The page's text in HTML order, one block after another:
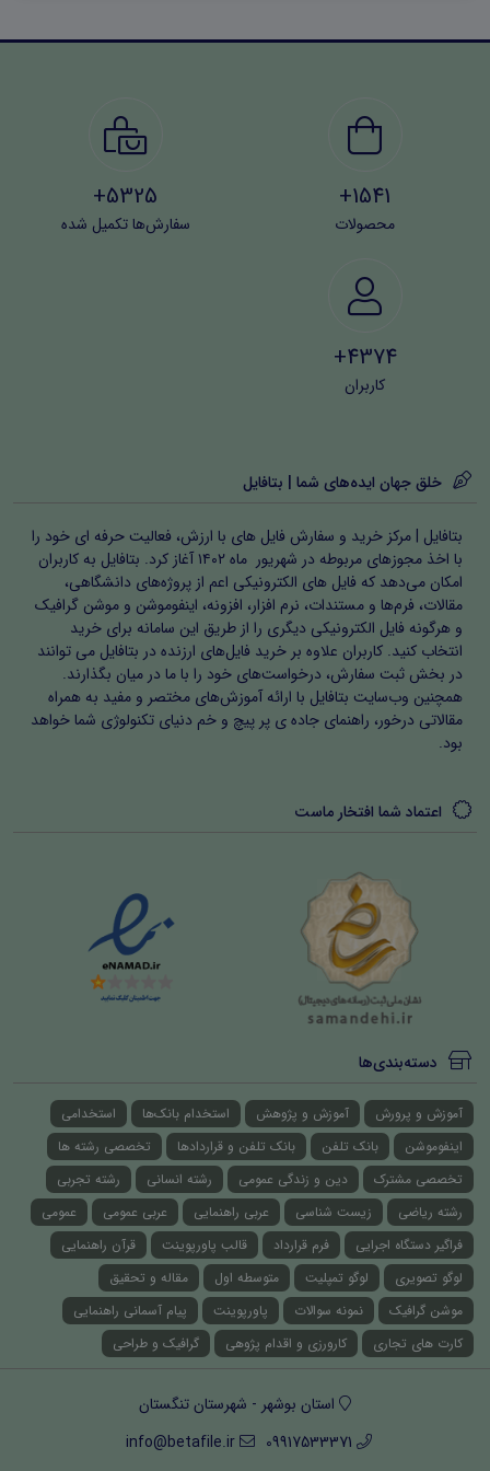
1541+
محصولات
5325+
سفارش‌ها تکمیل شده
4374+
کاربران
خلق جهان ایده‌های شما | بتافایل
بتافایل | مرکز خرید و سفارش فایل های با ارزش، فعالیت حرفه ای خود را
با اخذ مجوزهای مربوطه در شهریور ماه ۱۴۰۲ آغاز کرد. بتافایل به کاربران
امکان می‌دهد که فایل های الکترونیکی اعم از پروژه‌های دانشگاهی،
مقالات، فرم‌ها و مستندات، نرم افزار، افزونه، اینفوموشن و موشن گرافیک
و هرگونه فایل الکترونیکی دیگری را از طریق این سامانه برای خرید
انتخاب کنید. کاربران علاوه بر خرید فایل‌های ارزنده در بتافایل می توانند
در بخش ثبت سفارش، درخواست‌های خود را با ما در میان بگذارند.
همچنین وب‌سایت بتافایل با ارائه آموزش‌های مختصر و مفید به همراه
مقالاتی درخور، راهنمای جاده ی پر پیچ و خم دنیای تکنولوژی شما خواهد
بود.
اعتماد شما افتخار ماست
دسته‌بندی‌ها
آموزش و پرورش آموزش و پژوهش استخدام بانک‌ها
استخدامی
اینفوموشن
بانک تلفن بانک تلفن و قراردادها
تخصصی رشته ها
تخصصی مشترک
دین و زندگی عمومی رشته انسانی
رشته تجربی
رشته ریاضی
زیست شناسی عربی راهنمایی عربی عمومی
عمومی
فراگیر دستگاه اجرایی
فرم قرارداد قالب پاورپوینت
قرآن راهنمایی
لوگو تصویری
لوگو تمپلیت متوسطه اول
مقاله و تحقیق
موشن گرافیک
نمونه سوالات پاورپوینت
پیام آسمانی راهنمایی
کارت های تجاری
کارورزی و اقدام پژوهی گرافیک و طراحی
استان بوشهر - شهرستان تنگستان
09917533371
info@betafile.ir